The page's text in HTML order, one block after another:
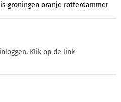
groningen oranje rotterdammer
Klik op de link